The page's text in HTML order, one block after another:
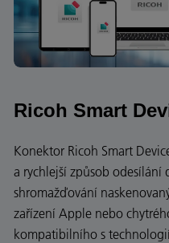
Ricoh Smart
Konektor Ricoh Smart
a rychlejší způsob odesílání
shromažďování
zařízení Apple nebo
kompatibilního s